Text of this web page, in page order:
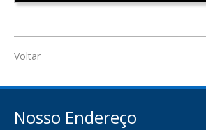
Voltar
Nosso Endereço